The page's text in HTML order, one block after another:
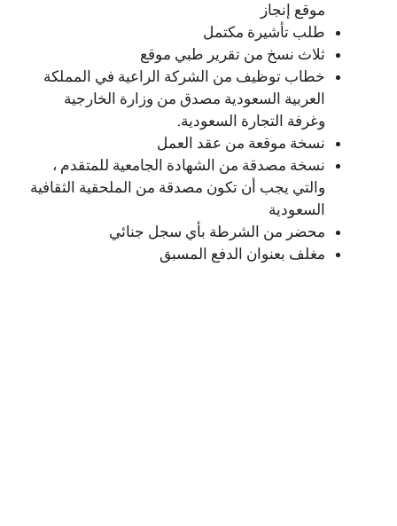
موقع إنجاز
طلب تأشيرة مكتمل
ثلاث نسخ من تقرير طبي موقع
خطاب توظيف من الشركة الراعية في المملكة
العربية السعودية مصدق من وزارة الخارجية
وغرفة التجارة السعودية.
نسخة موقعة من عقد العمل
نسخة مصدقة من الشهادة الجامعية للمتقدم ،
والتي يجب أن تكون مصدقة من الملحقية الثقافية
السعودية
محضر من الشرطة بأي سجل جنائي
مغلف بعنوان الدفع المسبق